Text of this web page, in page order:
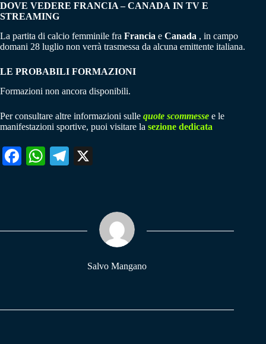
DOVE VEDERE FRANCIA – CANADA IN TV E
STREAMING
La partita di calcio femminile fra Francia e Canada , in campo
domani 28 luglio non verrà trasmessa da alcuna emittente italiana.
LE PROBABILI FORMAZIONI
Formazioni non ancora disponibili.
Per consultare altre informazioni sulle quote scommesse e le
manifestazioni sportive, puoi visitare la sezione dedicata
Fa W
pp
Te
m
Salvo Mangano